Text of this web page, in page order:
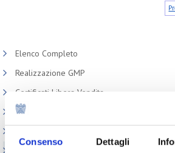
Consenso Dettagli
Elenco Completo
Realizzazione GMP
Certificati Libera Vendita
Appuntamenti